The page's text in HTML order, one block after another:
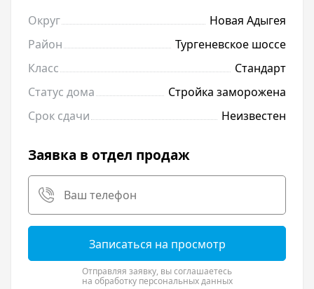
Округ
Новая Адыгея
Район
Тургеневское шоссе
Класс
Стандарт
Статус дома
Стройка заморожена
Срок сдачи
Неизвестен
Заявка в отдел продаж
Записаться на просмотр
Отправляя заявку, вы соглашаетесь
на обработку персональных данных